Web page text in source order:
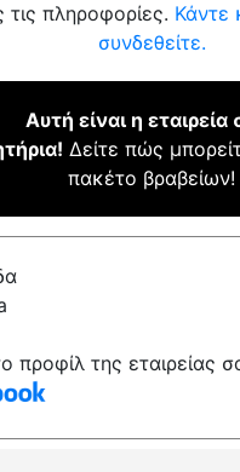
τις πληροφορίες. Κάντε
συνδεθείτε.
Αυτή είναι η εταιρεία
Δείτε πώς
πακέτο βραβείων!
προφίλ της εταιρείας